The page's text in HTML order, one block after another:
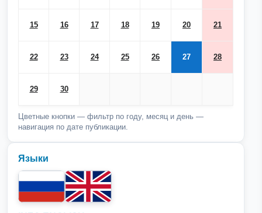
15 16 17 18 19 20 21
22 23 24 25 26 27 28
29 30
Цветные кнопки — фильтр по году, месяц и день —
навигация по дате публикации.
Языки